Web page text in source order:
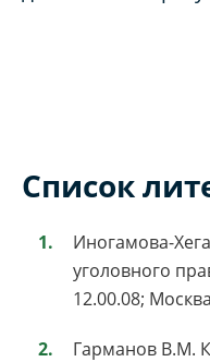
Список
Иногамова-
уголовного
12.00.08;
Гарманов В.М.